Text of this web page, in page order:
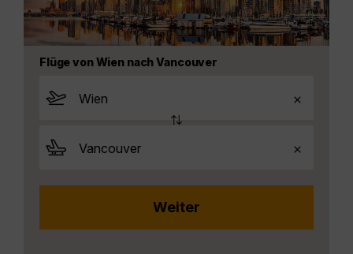
Flüge von Wien nach Vancouver